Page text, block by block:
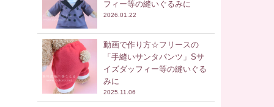
フィー等の縫いぐるみに
2026.01.22
動画で作り方☆フリースの
「手縫いサンタパンツ」Sサ
イズダッフィー等の縫いぐる
みに
2025.11.06